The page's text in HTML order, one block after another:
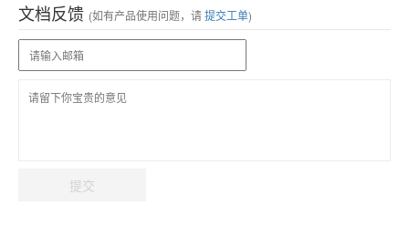
文档反馈 (如有产品使用问题，请提交工单)
提交